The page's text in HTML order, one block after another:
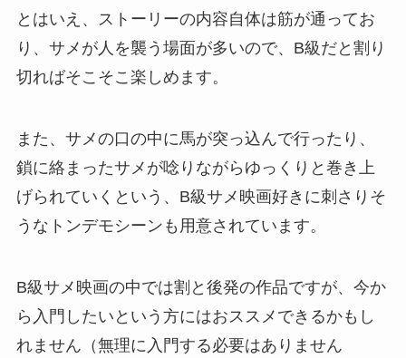
とはいえ、ストーリーの内容自体は筋が通ってお
り、サメが人を襲う場面が多いので、B級だと割り
切ればそこそこ楽しめます。
また、サメの口の中に馬が突っ込んで行ったり、
鎖に絡まったサメが唸りながらゆっくりと巻き上
げられていくという、B級サメ映画好きに刺さりそ
うなトンデモシーンも用意されています。
B級サメ映画の中では割と後発の作品ですが、今か
ら入門したいという方にはおススメできるかもし
れません（無理に入門する必要はありません